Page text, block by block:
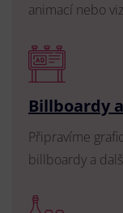
animací nebo
Billboardy
Připravíme
billboardy a